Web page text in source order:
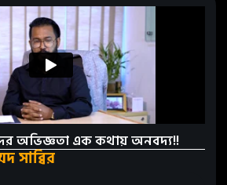
অভিজ্ঞতা এক কথায় অনবদ্য!!
সাব্বির